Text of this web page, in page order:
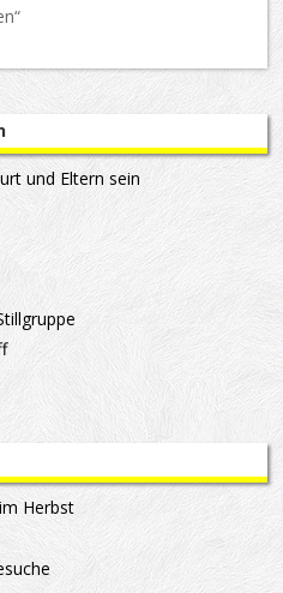
und Eltern sein
Herbst